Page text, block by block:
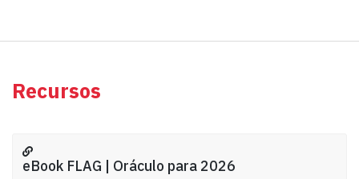
Recursos
eBook FLAG | Oráculo para 2026